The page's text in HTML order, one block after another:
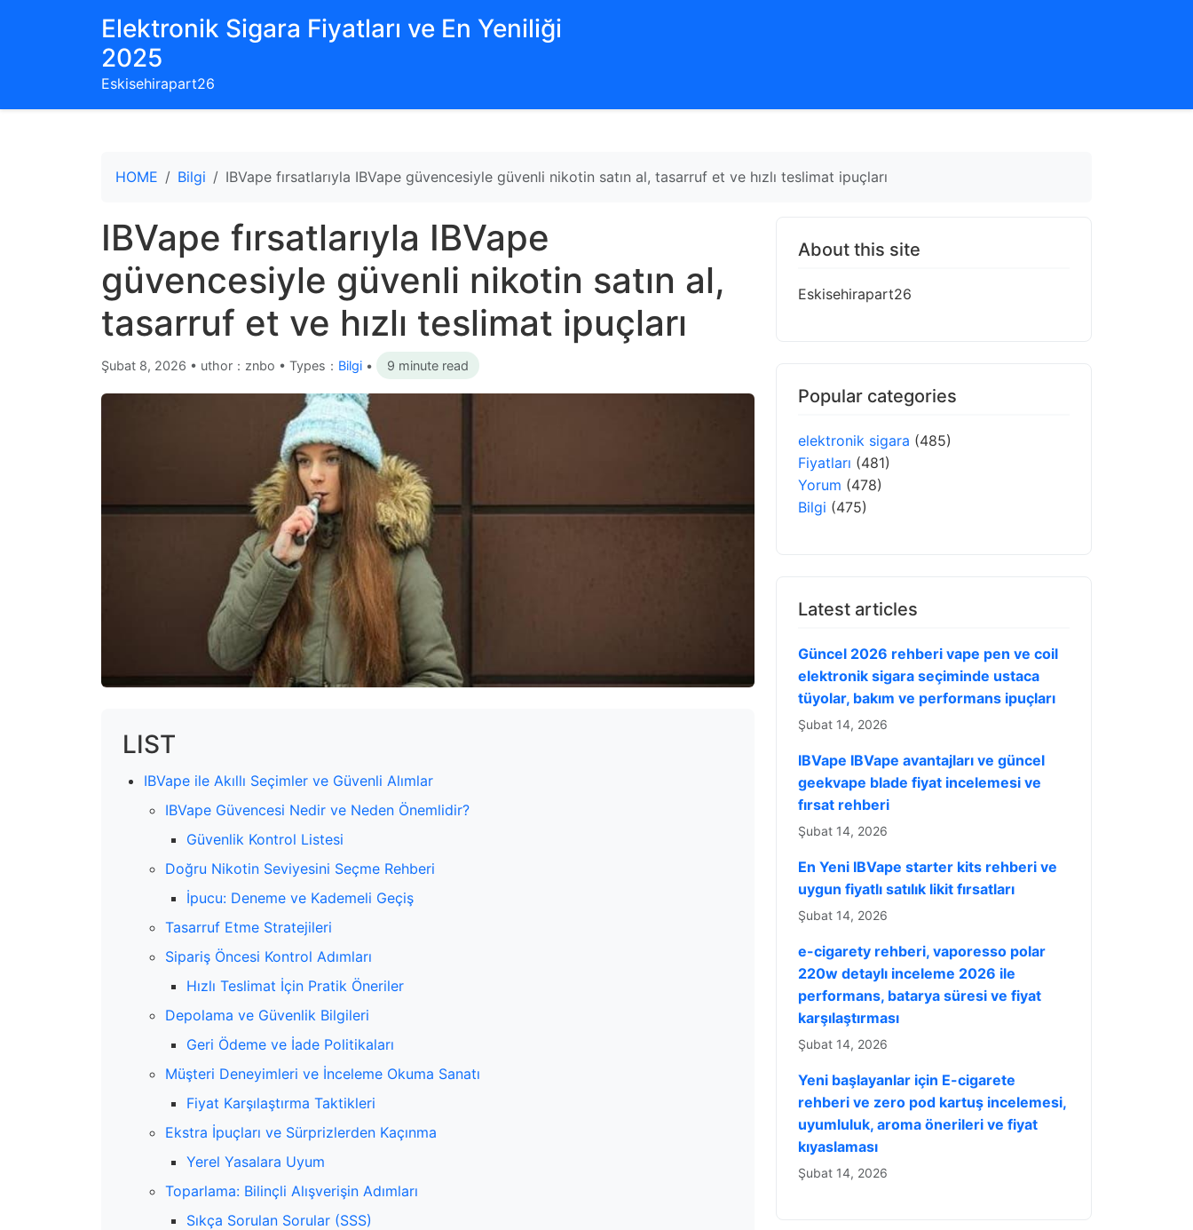
Elektronik Sigara Fiyatları ve En Yeniliği
2025
Eskisehirapart26
HOME Bilgi IBVape fırsatlarıyla IBVape güvencesiyle güvenli nikotin satın al, tasarruf et ve hızlı teslimat ipuçları
IBVape fırsatlarıyla IBVape
güvencesiyle güvenli nikotin satın al,
tasarruf et ve hızlı teslimat ipuçları
Şubat 8, 2026 • uthor：znbo • Types： Bilgi • 9 minute read
LIST
IBVape ile Akıllı Seçimler ve Güvenli Alımlar
IBVape Güvencesi Nedir ve Neden Önemlidir?
Güvenlik Kontrol Listesi
Doğru Nikotin Seviyesini Seçme Rehberi
İpucu: Deneme ve Kademeli Geçiş
Tasarruf Etme Stratejileri
Sipariş Öncesi Kontrol Adımları
Hızlı Teslimat İçin Pratik Öneriler
Depolama ve Güvenlik Bilgileri
Geri Ödeme ve İade Politikaları
Müşteri Deneyimleri ve İnceleme Okuma Sanatı
Fiyat Karşılaştırma Taktikleri
Ekstra İpuçları ve Sürprizlerden Kaçınma
Yerel Yasalara Uyum
Toparlama: Bilinçli Alışverişin Adımları
Sıkça Sorulan Sorular (SSS)
About this site
Eskisehirapart26
Popular categories
elektronik sigara (485)
Fiyatları (481)
Yorum (478)
Bilgi (475)
Latest articles
Güncel 2026 rehberi vape pen ve coil
elektronik sigara seçiminde ustaca
tüyolar, bakım ve performans ipuçları
Şubat 14, 2026
IBVape IBVape avantajları ve güncel
geekvape blade fiyat incelemesi ve
fırsat rehberi
Şubat 14, 2026
En Yeni IBVape starter kits rehberi ve
uygun fiyatlı satılık likit fırsatları
Şubat 14, 2026
e-cigarety rehberi, vaporesso polar
220w detaylı inceleme 2026 ile
performans, batarya süresi ve fiyat
karşılaştırması
Şubat 14, 2026
Yeni başlayanlar için E-cigarete
rehberi ve zero pod kartuş incelemesi,
uyumluluk, aroma önerileri ve fiyat
kıyaslaması
Şubat 14, 2026